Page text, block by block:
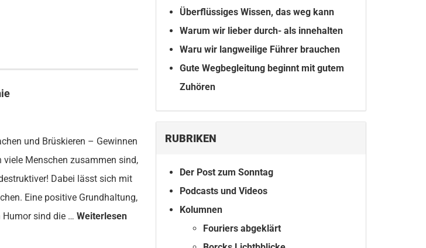
und Brüskieren – Gewinnen
viele Menschen zusammen sind,
Dabei lässt sich mit
Eine positive Grundhaltung,
Humor sind die … Weiterlesen
Überflüssiges Wissen, das weg kann
Warum wir lieber durch- als innehalten
Waru wir langweilige Führer brauchen
Gute Wegbegleitung beginnt mit gutem
Zuhören
RUBRIKEN
Der Post zum Sonntag
Podcasts und Videos
Kolumnen
Fouriers abgeklärt